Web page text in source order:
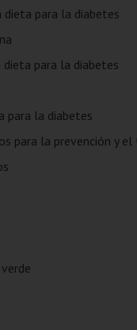
dieta para la diabetes
para la diabetes
para la diabetes
para la prevención y